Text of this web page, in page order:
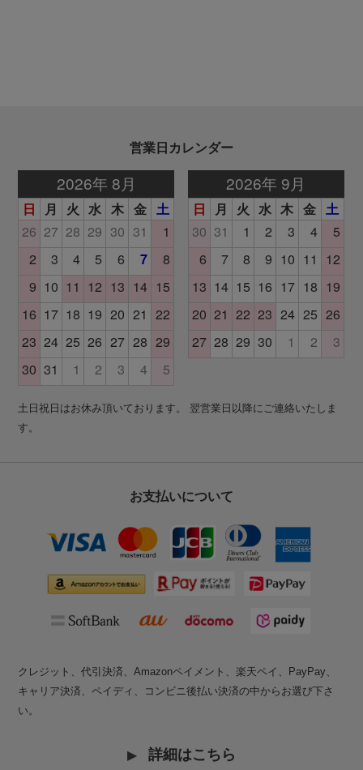
営業日カレンダー
土日祝日はお休み頂いております。 翌営業日以降にご連絡いたしま
す。
お支払いについて
クレジット、代引決済、Amazonペイメント、楽天ペイ、PayPay、
キャリア決済、ペイディ、コンビニ後払い決済の中からお選び下さ
い。
詳細はこちら